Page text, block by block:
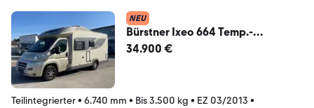
NEU
Bürstner Ixeo 664 Temp.-
Hub+Franz.Bett-Solar-Sat-1.Hand
34.900 €
Teilintegrierter• 6.740 mm • Bis 3.500 kg • EZ 03/2013 •